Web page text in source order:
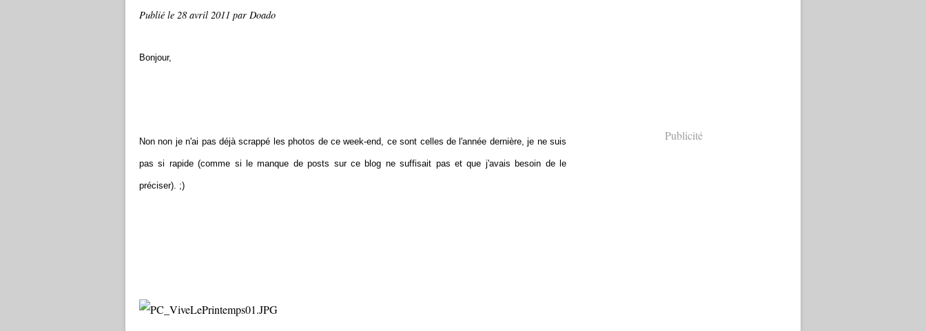
Publié le 28 avril 2011 par Doado
Bonjour,
Non non je n'ai pas déjà scrappé les photos de ce week-end, ce sont celles de l'année dernière, je ne suis
pas si rapide (comme si le manque de posts sur ce blog ne suffisait pas et que j'avais besoin de le
préciser). ;)
Publicité